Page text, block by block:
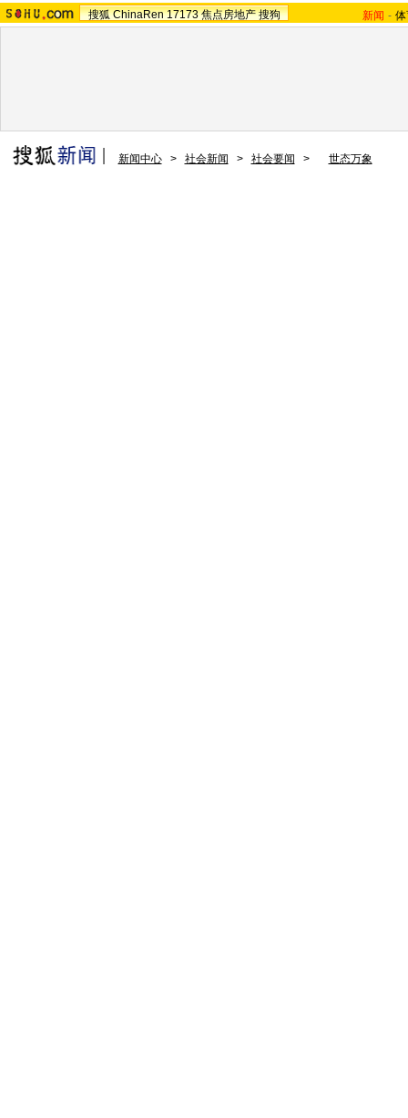
搜狐 ChinaRen 17173 焦点房地产 搜狗 新闻 -
新闻中心 > 社会新闻 > 社会要闻 > 世态万象